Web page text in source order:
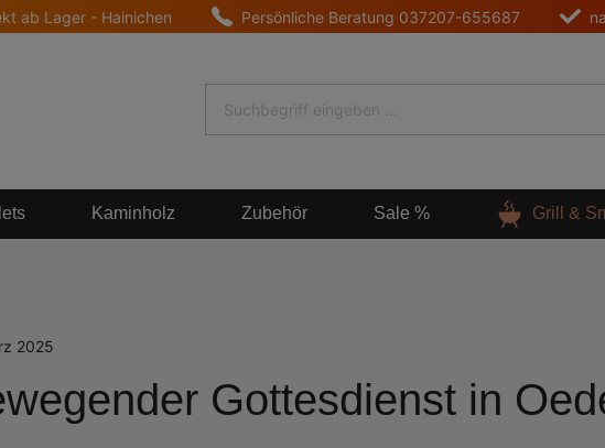
ab Lager - Hainichen Persönliche Beratung 037207-655687
Kaminholz Zubehör Sale % Grill &
2025
Gottesdienst in